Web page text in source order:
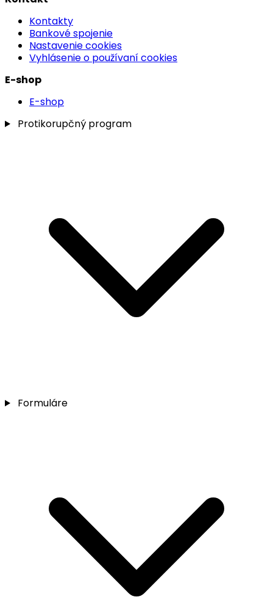
Kontakty
Bankové spojenie
Nastavenie cookies
Vyhlásenie o používaní cookies
E-shop
E-shop
Protikorupčný program
Formuláre